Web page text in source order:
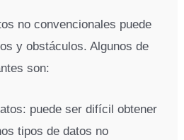
no convencionales puede
y obstáculos. Algunos de
son:
puede ser difícil obtener
tipos de datos no